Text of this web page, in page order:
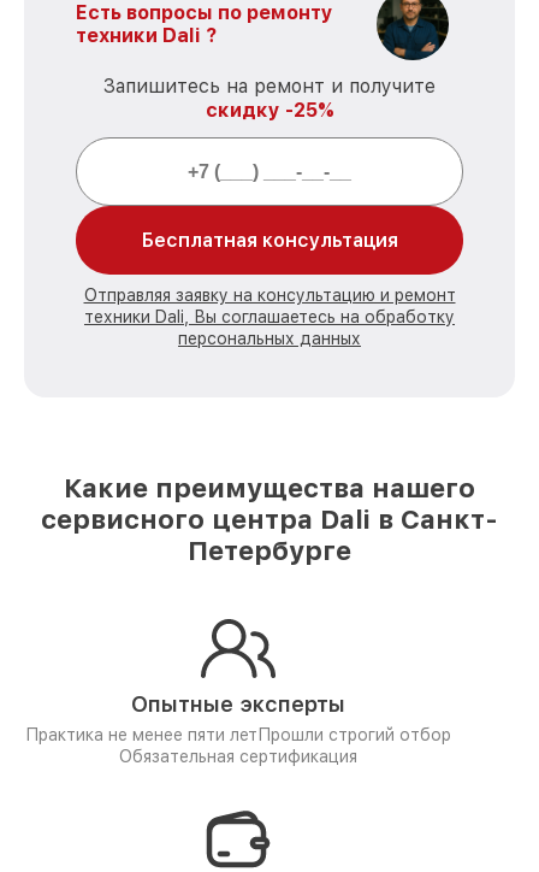
Есть вопросы по ремонту
техники Dali ?
Запишитесь на ремонт и получите
скидку -25%
Бесплатная консультация
Отправляя заявку на консультацию и ремонт
техники Dali, Вы соглашаетесь на обработку
персональных данных
Какие преимущества нашего
сервисного центра Dali в Санкт-
Петербурге
Опытные эксперты
Практика не менее пяти лет Прошли строгий отбор
Обязательная сертификация